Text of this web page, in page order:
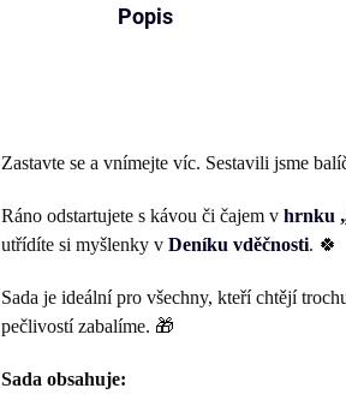
Popis
Zastavte se a vnímejte víc. Sestavili jsme
Ráno odstartujete s kávou či čajem v hrnku
utřídíte si myšlenky v Deníku vděčnosti. 🍀
Sada je ideální pro všechny, kteří chtějí
pečlivostí zabalíme. 🎁
Sada obsahuje: